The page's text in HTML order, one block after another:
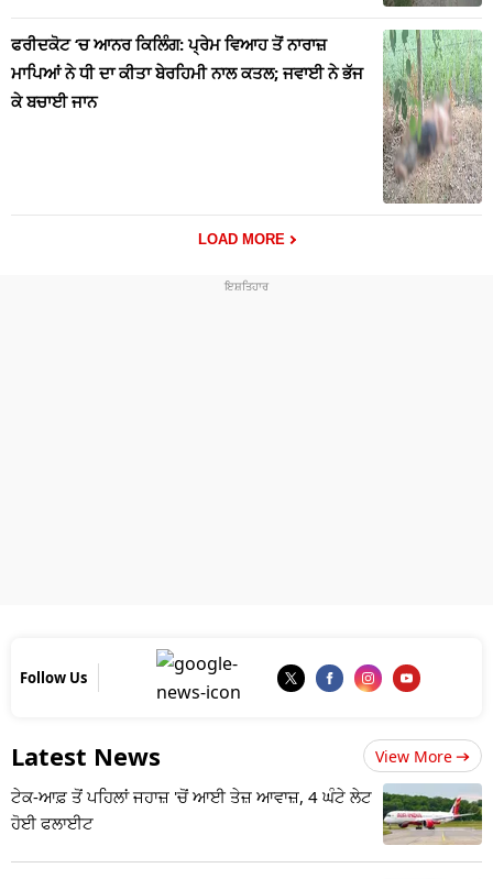
ਫਰੀਦਕੋਟ ‘ਚ ਆਨਰ ਕਿਲਿੰਗ: ਪ੍ਰੇਮ ਵਿਆਹ ਤੋਂ ਨਾਰਾਜ਼
ਮਾਪਿਆਂ ਨੇ ਧੀ ਦਾ ਕੀਤਾ ਬੇਰਹਿਮੀ ਨਾਲ ਕਤਲ; ਜਵਾਈ ਨੇ ਭੱਜ
ਕੇ ਬਚਾਈ ਜਾਨ
LOAD MORE
Follow Us
Latest News View More
ਟੇਕ-ਆਫ਼ ਤੋਂ ਪਹਿਲਾਂ ਜਹਾਜ਼ 'ਚੋਂ ਆਈ ਤੇਜ਼ ਆਵਾਜ਼, 4 ਘੰਟੇ ਲੇਟ
ਹੋਈ ਫਲਾਈਟ